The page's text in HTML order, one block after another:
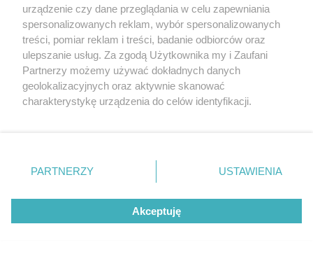
Tynk to nie wszystko. Dokupić można elastyczne
urządzenie czy dane przeglądania w celu zapewniania
spersonalizowanych reklam, wybór spersonalizowanych
treści, pomiar reklam i treści, badanie odbiorców oraz
ulepszanie usług. Za zgodą Użytkownika my i Zaufani
Partnerzy możemy używać dokładnych danych
geolokalizacyjnych oraz aktywnie skanować
charakterystykę urządzenia do celów identyfikacji.
zmienić/wycofać klikając przycisk ustawień prywatności
znajdujący się w lewym dolnym rogu strony
rodzaje przetwarzania danych nie wymagają zgody
użytkownika, ale masz prawo sprzeciwić się takiemu
przetwarzaniu. Preferencje będą miały zastosowanie tylko
PARTNERZY USTAWIENIA
Akceptuję